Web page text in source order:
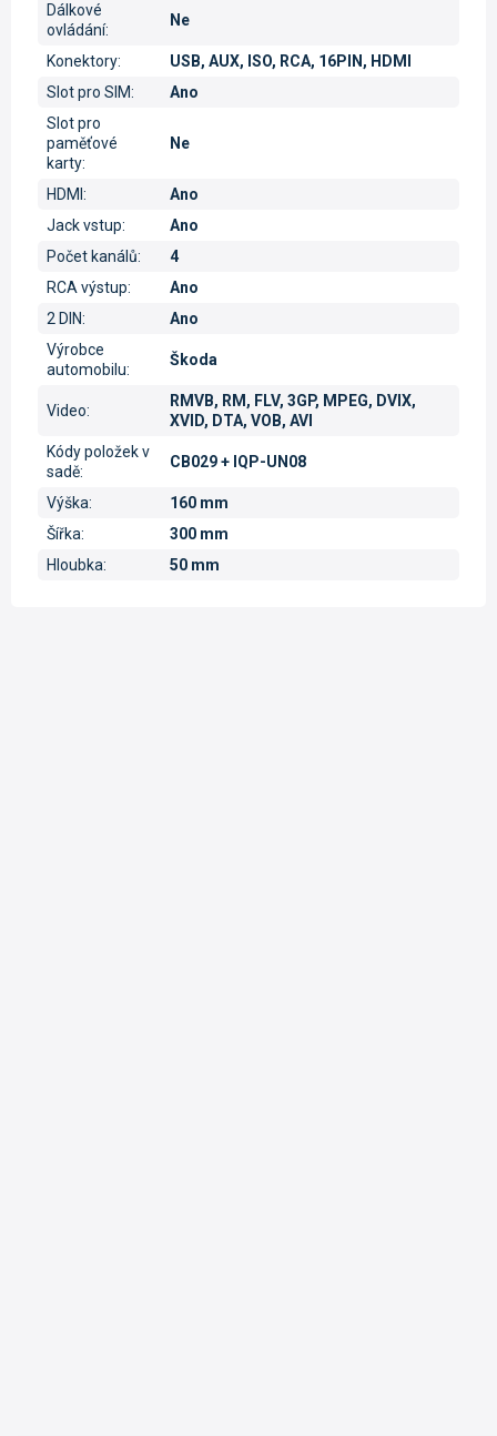
Dálkové
ovládání:
Ne
Konektory:
USB, AUX, ISO, RCA, 16PIN, HDMI
Slot pro SIM:
Ano
Slot pro
paměťové
karty:
Ne
HDMI :
Ano
Jack vstup:
Ano
Počet kanálů:
4
RCA výstup:
Ano
2 DIN:
Ano
Výrobce
automobilu:
Škoda
Video:
RMVB, RM, FLV, 3GP, MPEG, DVIX,
XVID, DTA, VOB, AVI
Kódy položek v
sadě:
CB029 + IQP-UN08
Výška:
160 mm
Šířka:
300 mm
Hloubka: 50 mm